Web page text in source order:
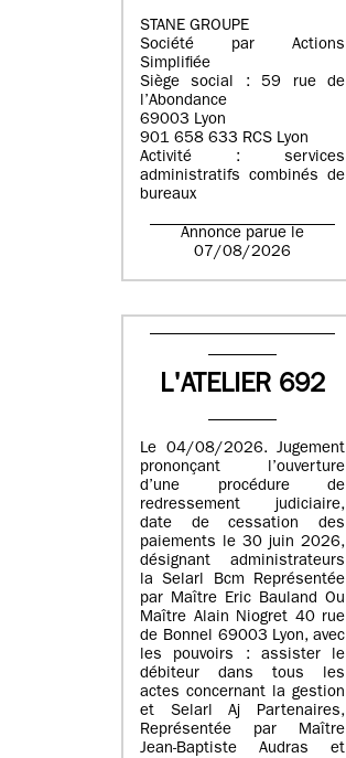
STANE GROUPE
Société par Actions
Simplifiée
Siège social : 59 rue de
l’Abondance
69003 Lyon
901 658 633 RCS Lyon
Activité : services
administratifs combinés de
bureaux
Annonce parue le
07/08/2026
L'ATELIER 692
Le 04/08/2026. Jugement
prononçant l’ouverture
d’une procédure de
redressement judiciaire,
date de cessation des
paiements le 30 juin 2026,
désignant administrateurs
la Selarl Bcm Représentée
par Maître Eric Bauland Ou
Maître Alain Niogret 40 rue
de Bonnel 69003 Lyon, avec
les pouvoirs : assister le
débiteur dans tous les
actes concernant la gestion
et Selarl Aj Partenaires,
Représentée par Maître
Jean-Baptiste Audras et